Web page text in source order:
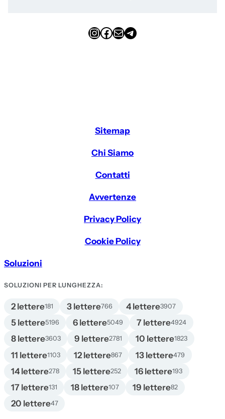
InstagramFacebook Email Telegram
Sitemap
Chi Siamo
Contatti
Avvertenze
Privacy Policy
Cookie Policy
Soluzioni
SOLUZIONI PER LUNGHEZZA:
2 lettere181 3 lettere766 4 lettere3907
5 lettere5196 6 lettere5049 7 lettere4924
8 lettere3603 9 lettere2781 10 lettere1823
11 lettere1103 12 lettere867 13 lettere479
14 lettere278 15 lettere252 16 lettere193
17 lettere131 18 lettere107 19 lettere82
20 lettere47